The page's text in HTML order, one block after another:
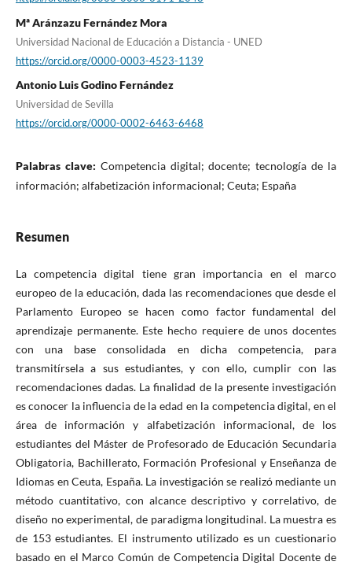
Mª Aránzazu Fernández Mora
Universidad Nacional de Educación a Distancia - UNED
https://orcid.org/0000-0003-4523-1139
Antonio Luis Godino Fernández
Universidad de Sevilla
https://orcid.org/0000-0002-6463-6468
Palabras clave: Competencia digital; docente; tecnología de la
información; alfabetización informacional; Ceuta; España
Resumen
La competencia digital tiene gran importancia en el marco
europeo de la educación, dada las recomendaciones que desde el
Parlamento Europeo se hacen como factor fundamental del
aprendizaje permanente. Este hecho requiere de unos docentes
con una base consolidada en dicha competencia, para
transmitírsela a sus estudiantes, y con ello, cumplir con las
recomendaciones dadas. La finalidad de la presente investigación
es conocer la influencia de la edad en la competencia digital, en el
área de información y alfabetización informacional, de los
estudiantes del Máster de Profesorado de Educación Secundaria
Obligatoria, Bachillerato, Formación Profesional y Enseñanza de
Idiomas en Ceuta, España. La investigación se realizó mediante un
método cuantitativo, con alcance descriptivo y correlativo, de
diseño no experimental, de paradigma longitudinal. La muestra es
de 153 estudiantes. El instrumento utilizado es un cuestionario
basado en el Marco Común de Competencia Digital Docente de